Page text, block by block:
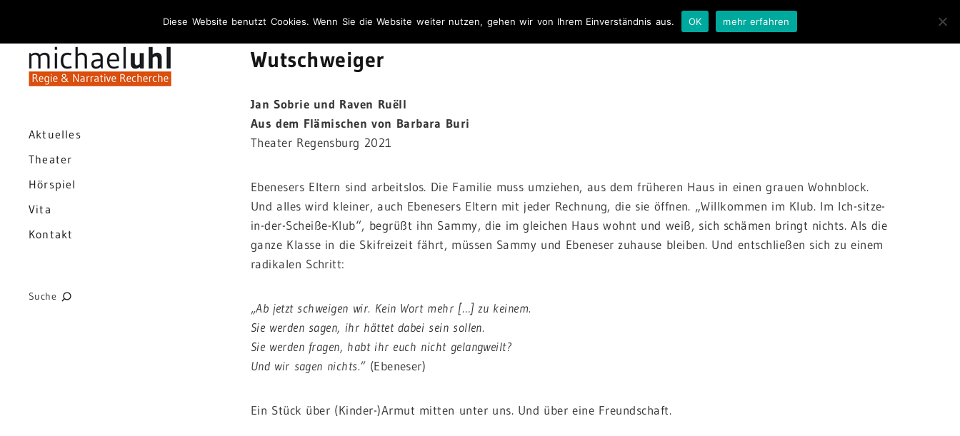
Aktuelles
Theater
Hörspiel
Vita
Kontakt
Suche
Wutschweiger
Jan Sobrie und Raven Ruëll
Aus dem Flämischen von Barbara Buri
Theater Regensburg 2021
Ebenesers Eltern sind arbeitslos. Die Familie muss umziehen, aus dem früheren Haus in einen grauen Wohnblock.
Und alles wird kleiner, auch Ebenesers Eltern mit jeder Rechnung, die sie öffnen. „Willkommen im Klub. Im Ich-sitze-
in-der-Scheiße-Klub“, begrüßt ihn Sammy, die im gleichen Haus wohnt und weiß, sich schämen bringt nichts. Als die
ganze Klasse in die Skifreizeit fährt, müssen Sammy und Ebeneser zuhause bleiben. Und entschließen sich zu einem
radikalen Schritt:
„Ab jetzt schweigen wir. Kein Wort mehr […] zu keinem.
Sie werden sagen, ihr hättet dabei sein sollen.
Sie werden fragen, habt ihr euch nicht gelangweilt?
Und wir sagen nichts.“(Ebeneser)
Ein Stück über (Kinder-)Armut mitten unter uns. Und über eine Freundschaft.
Diese Website benutzt Cookies. Wenn Sie die Website weiter nutzen, gehen wir von Ihrem Einverständnis aus. OK mehr erfahren